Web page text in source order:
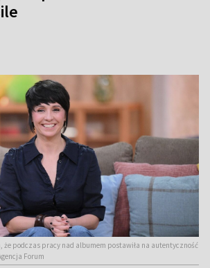
podczas pracy nad albumem postawiła na autentyczność
Forum